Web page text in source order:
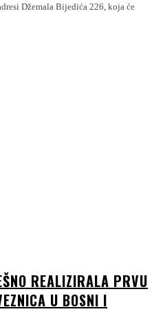
Džemala Bijedića 226, koja će
REALIZIRALA PRVU
U BOSNI I